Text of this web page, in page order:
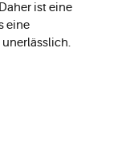
ist eine
eine